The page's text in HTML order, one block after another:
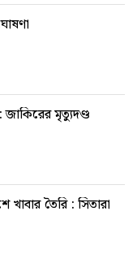
জাকিরের মৃত্যুদণ্ড
তৈরি : সিতারা